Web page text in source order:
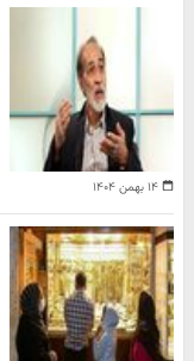
۱۴ بهمن ۱۴۰۴